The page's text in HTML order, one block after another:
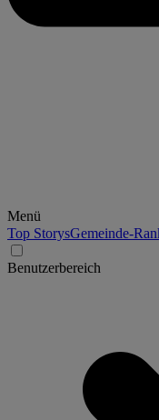
Menü
Top StorysGemeinde-
Benutzerbereich